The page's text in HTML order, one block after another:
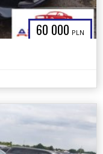
60 000 PLN